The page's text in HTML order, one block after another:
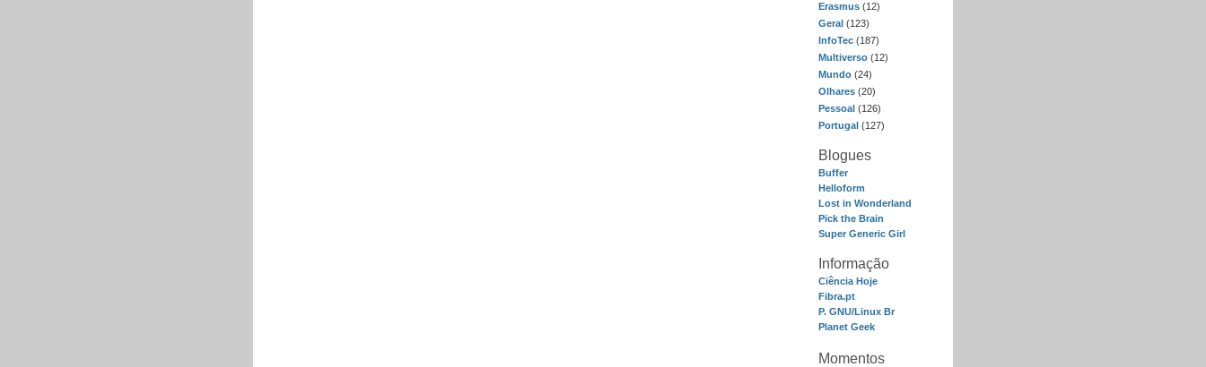
Erasmus (12)
Geral (123)
InfoTec (187)
Multiverso (12)
Mundo (24)
Olhares (20)
Pessoal (126)
Portugal (127)
Blogues
Buffer
Helloform
Lost in Wonderland
Pick the Brain
Super Generic Girl
Informação
Ciência Hoje
Fibra.pt
P. GNU/Linux Br
Planet Geek
Momentos